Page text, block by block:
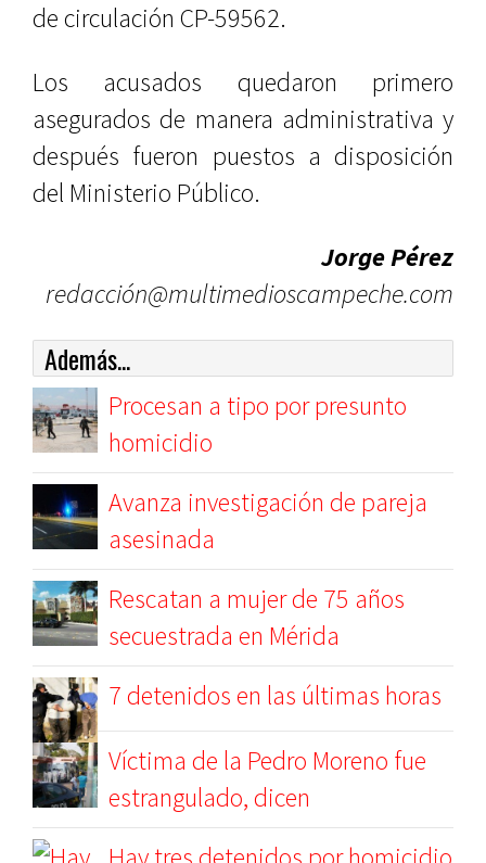
de circulación CP-59562.
Los acusados quedaron primero
asegurados de manera administrativa y
después fueron puestos a disposición
del Ministerio Público.
Jorge Pérez
redacción@multimedioscampeche.com
Además...
Procesan a tipo por presunto
homicidio
Avanza investigación de pareja
asesinada
Rescatan a mujer de 75 años
secuestrada en Mérida
7 detenidos en las últimas horas
Víctima de la Pedro Moreno fue
estrangulado, dicen